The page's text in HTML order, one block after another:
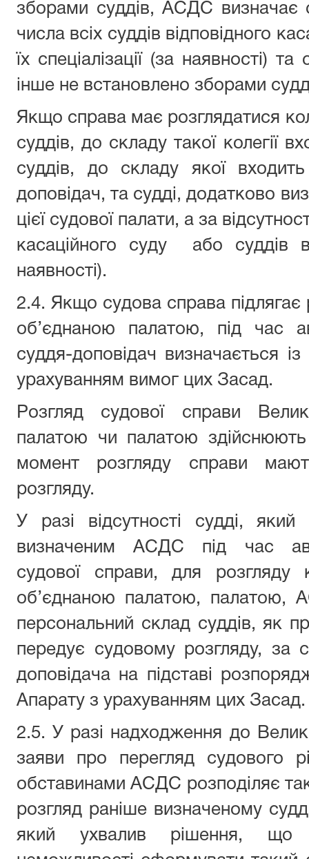
зборами суддів, АСДС визначає
числа всіх суддів відповідного
їх спеціалізації (за наявності)
інше не встановлено зборами
Якщо справа має розглядатися
суддів, до складу такої колегії
суддів, до складу якої
доповідач, та судді, додатково
цієї судової палати, а за
касаційного суду або суддів
наявності).
2.4. Якщо судова справа
об’єднаною палатою, під час
суддя-доповідач визначається
урахуванням вимог цих Засад.
Розгляд судової справи
палатою чи палатою здійснюють
момент розгляду справи
розгляду.
У разі відсутності судді,
визначеним АСДС під час
судової справи, для розгляду
об’єднаною палатою, палатою,
персональний склад суддів, як
передує судовому розгляду, за
доповідача на підставі
Апарату з урахуванням цих Засад.
2.5. У разі надходження до
заяви про перегляд судового
обставинами АСДС розподіляє
розгляд раніше визначеному
який ухвалив рішення, що